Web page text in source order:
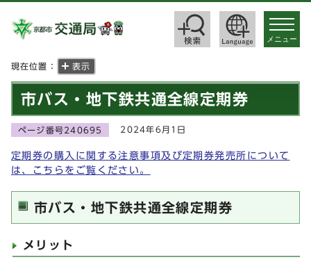
toggle
メニュー
現在位置： 表示
市バス・地下鉄共通全線定期券
ページ番号240695 2024年6月1日
定期券の購入に関する注意事項及び定期券発売所について
は、こちらをご覧ください。
市バス・地下鉄共通全線定期券
メリット